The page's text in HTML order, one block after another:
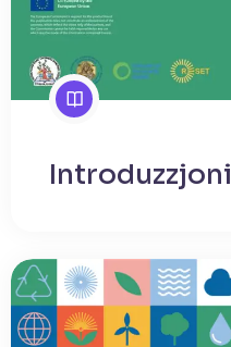
Introduzzjoni